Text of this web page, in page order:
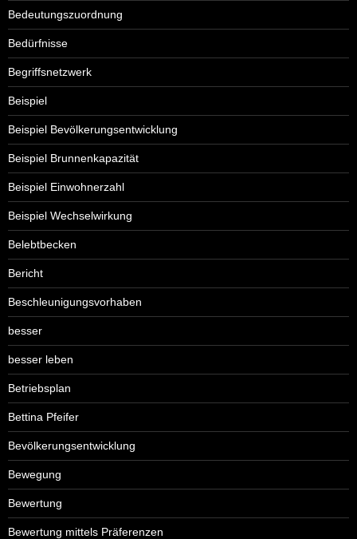
Bedeutungszuordnung
Bedürfnisse
Begriffsnetzwerk
Beispiel
Beispiel Bevölkerungsentwicklung
Beispiel Brunnenkapazität
Beispiel Einwohnerzahl
Beispiel Wechselwirkung
Belebtbecken
Bericht
Beschleunigungsvorhaben
besser
besser leben
Betriebsplan
Bettina Pfeifer
Bevölkerungsentwicklung
Bewegung
Bewertung
Bewertung mittels Präferenzen